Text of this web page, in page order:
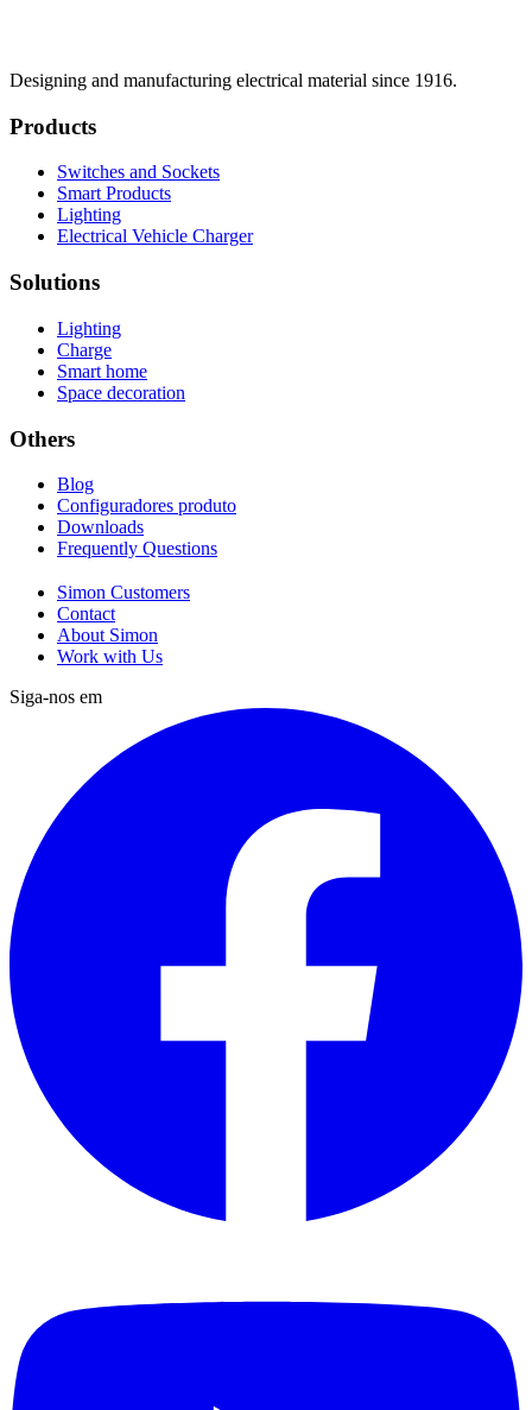
Designing and manufacturing electrical material since 1916.
Products
Switches and Sockets
Smart Products
Lighting
Electrical Vehicle Charger
Solutions
Lighting
Charge
Smart home
Space decoration
Others
Blog
Configuradores produto
Downloads
Frequently Questions
Simon Customers
Contact
About Simon
Work with Us
Siga-nos em